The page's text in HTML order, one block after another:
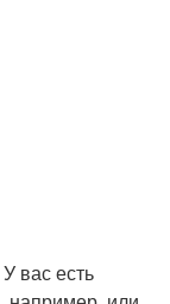
вас есть